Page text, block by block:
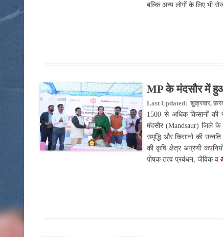
बल्कि अन्य लोगों के लिए भी
MP के मंदसौर में
Last Updated: शुक्रवार,
1500 से अधिक किसानों की
मंदसौर (Mandsaur) जिले
समृद्धि और किसानों की
की कृषि क्षेत्र अग्रणी
पोषक तत्व प्रबंधन, जैविक व